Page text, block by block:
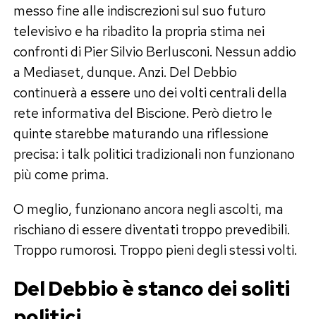
messo fine alle indiscrezioni sul suo futuro
televisivo e ha ribadito la propria stima nei
confronti di Pier Silvio Berlusconi. Nessun addio
a Mediaset, dunque. Anzi. Del Debbio
continuerà a essere uno dei volti centrali della
rete informativa del Biscione. Però dietro le
quinte starebbe maturando una riflessione
precisa: i talk politici tradizionali non funzionano
più come prima.
O meglio, funzionano ancora negli ascolti, ma
rischiano di essere diventati troppo prevedibili.
Troppo rumorosi. Troppo pieni degli stessi volti.
Del Debbio è stanco dei soliti